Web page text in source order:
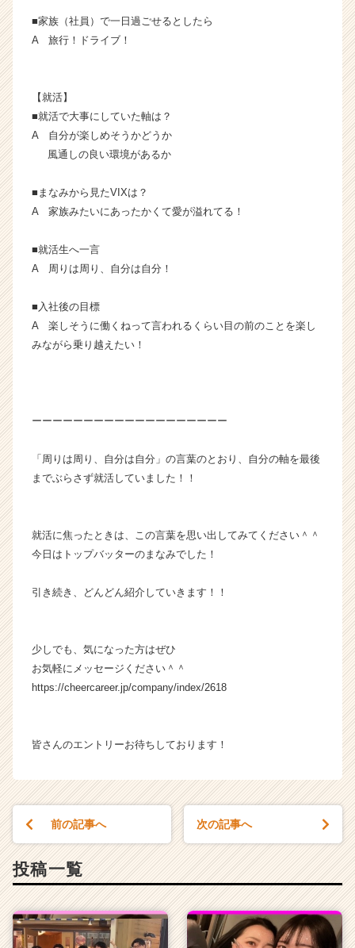
r
■家族（社員）で一日過ごせるとしたら
A 旅行！ドライブ！
【就活】
■就活で大事にしていた軸は？
A 自分が楽しめそうかどうか
風通しの良い環境があるか
■まなみから見たVIXは？
A 家族みたいにあったかくて愛が溢れてる！
■就活生へ一言
A 周りは周り、自分は自分！
■入社後の目標
A 楽しそうに働くねって言われるくらい目の前のことを楽し
みながら乗り越えたい！
ーーーーーーーーーーーーーーーーーーー
「周りは周り、自分は自分」の言葉のとおり、自分の軸を最後
までぶらさず就活していました！！
就活に焦ったときは、この言葉を思い出してみてください＾＾
今日はトップバッターのまなみでした！
引き続き、どんどん紹介していきます！！
少しでも、気になった方はぜひ
お気軽にメッセージください＾＾
https://cheercareer.jp/company/index/2618
皆さんのエントリーお待ちしております！
前の記事へ 次の記事へ
投稿一覧